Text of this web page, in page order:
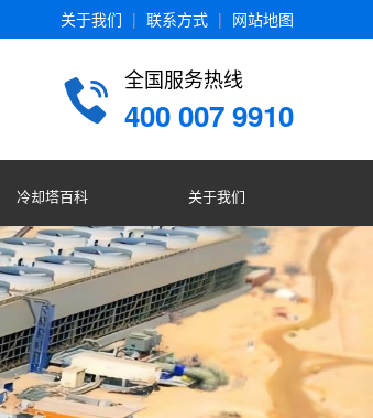
关于我们 | 联系方式 | 网站地图
全国服务热线
400 007 9910
冷却塔百科 关于我们